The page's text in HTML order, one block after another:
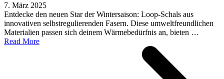
7. März 2025
Entdecke den neuen Star der Wintersaison: Loop-Schals aus
innovativen selbstregulierenden Fasern. Diese umweltfreundlichen
Materialien passen sich deinem Wärmebedürfnis an, bieten …
Read More